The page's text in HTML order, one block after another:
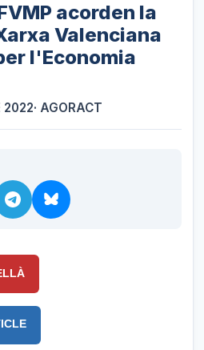
acorden la
Valenciana
l'Economia
2022· AGORACT